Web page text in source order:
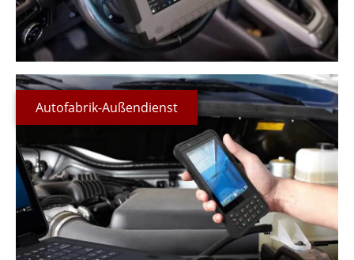
Autofabrik-Außendienst